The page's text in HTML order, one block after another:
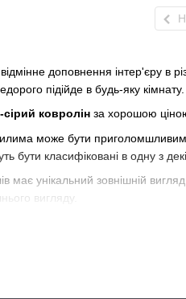
доповнення інтер'єру в
підійде в будь-яку
ковролін за хорошою
може бути приголомшливим,
бути класифіковані в одну з
має унікальний зовнішній
вигляду.